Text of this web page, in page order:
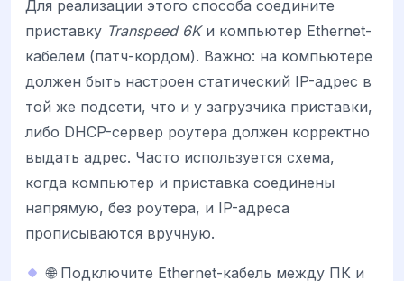
Для реализации этого способа соедините
приставку Transpeed 6Kи компьютер Ethernet-
кабелем (патч-кордом). Важно: на компьютере
должен быть настроен статический IP-адрес в
той же подсети, что и у загрузчика приставки,
либо DHCP-сервер роутера должен корректно
выдать адрес. Часто используется схема,
когда компьютер и приставка соединены
напрямую, без роутера, и IP-адреса
прописываются вручную.
🌐 Подключите Ethernet-кабель между ПК и